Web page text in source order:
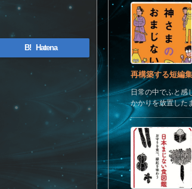
B! Hatena
再構築する短編集
日常の中でふと感
かかりを放置した